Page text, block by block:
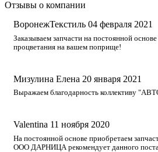
Отзывы о компании
ВоронежТекстиль 04 февраля 2021
Заказываем запчасти на постоянной
процветания на вашем поприще!
Мизулина Елена 20 января 2021
Выражаем благодарность коллективу
Valentina 11 ноября 2020
На постоянной основе приобретаем
ООО ДАРНИЦА рекомендует данного